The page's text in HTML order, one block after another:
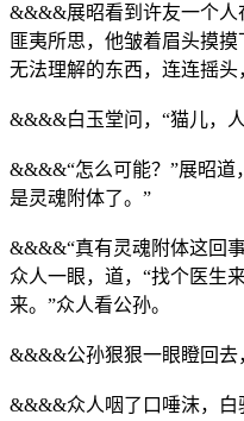
&&&&展昭看到许友一个人
匪夷所思，他皱着眉头摸
无法理解的东西，连连摇头
&&&&白玉堂问，“猫儿，
&&&&“怎么可能？”展昭道
是灵魂附体了。”
&&&&“真有灵魂附体这回
众人一眼，道，“找个医生
来。”众人看公孙。
&&&&公孙狠狠一眼瞪回去
&&&&众人咽了口唾沫，白